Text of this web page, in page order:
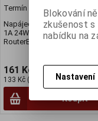
Termín dodání (dny): 1
Napájecí POE adaptér
1A 24W pro MikroTik
RouterBOARD a ALIX
161 Kč
133 Kč (bez DPH:)
Koupit
Blokování
zkušenost s
nabídku na
Nastavení